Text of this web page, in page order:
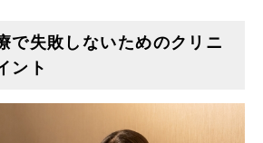
で失敗しないためのクリニ
ント